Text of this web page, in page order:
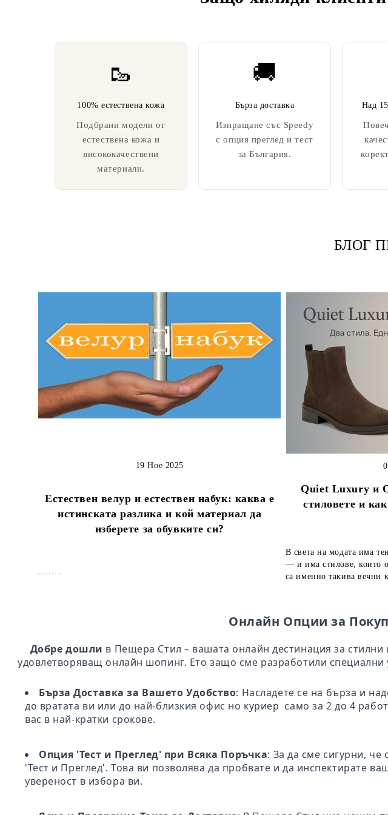
🥾
100% естествена кожа
Подбрани модели от
естествена кожа и
висококачествени
материали.
🚚
Бърза доставка
Изпращане със Speedy
с опция преглед и тест
за България.
Над
БЛОГ
Естествен велур и естествен набук: каква е
истинската разлика и кой материал да
изберете за обувките си?
19 Ное 2025
.........
Quiet Luxury и
стиловете и
В света на модата има
— и има стилове, които
са именно такива вечни
Онлайн Опции за
Добре дошли в Пещера Стил – вашата онлайн дестинация за
удовлетворяващ онлайн шопинг. Ето защо сме разработили
Бърза Доставка за Вашето Удобство: Насладете се на бърза и
до вратата ви или до най-близкия офис но куриер само за 2 до 4
вас в най-кратки срокове.
Опция 'Тест и Преглед' при Всяка Поръчка: За да сме сигурни,
'Тест и Преглед'. Това ви позволява да пробвате и да инспектирате
увереност в избора ви.